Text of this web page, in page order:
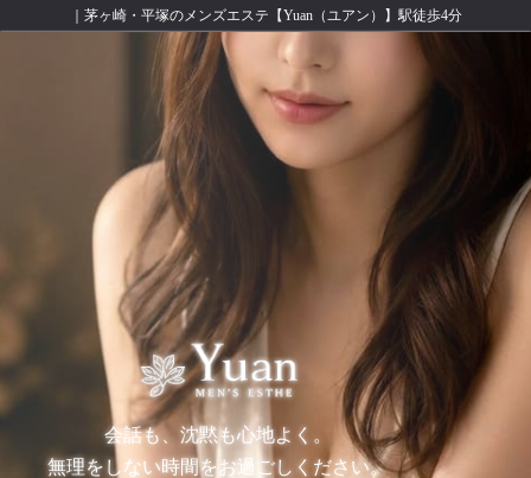
｜茅ヶ崎・平塚のメンズエステ【Yuan（ユアン）】駅徒歩4分
会話も、沈黙も心地よく。
無理をしない時間をお過ごしください。